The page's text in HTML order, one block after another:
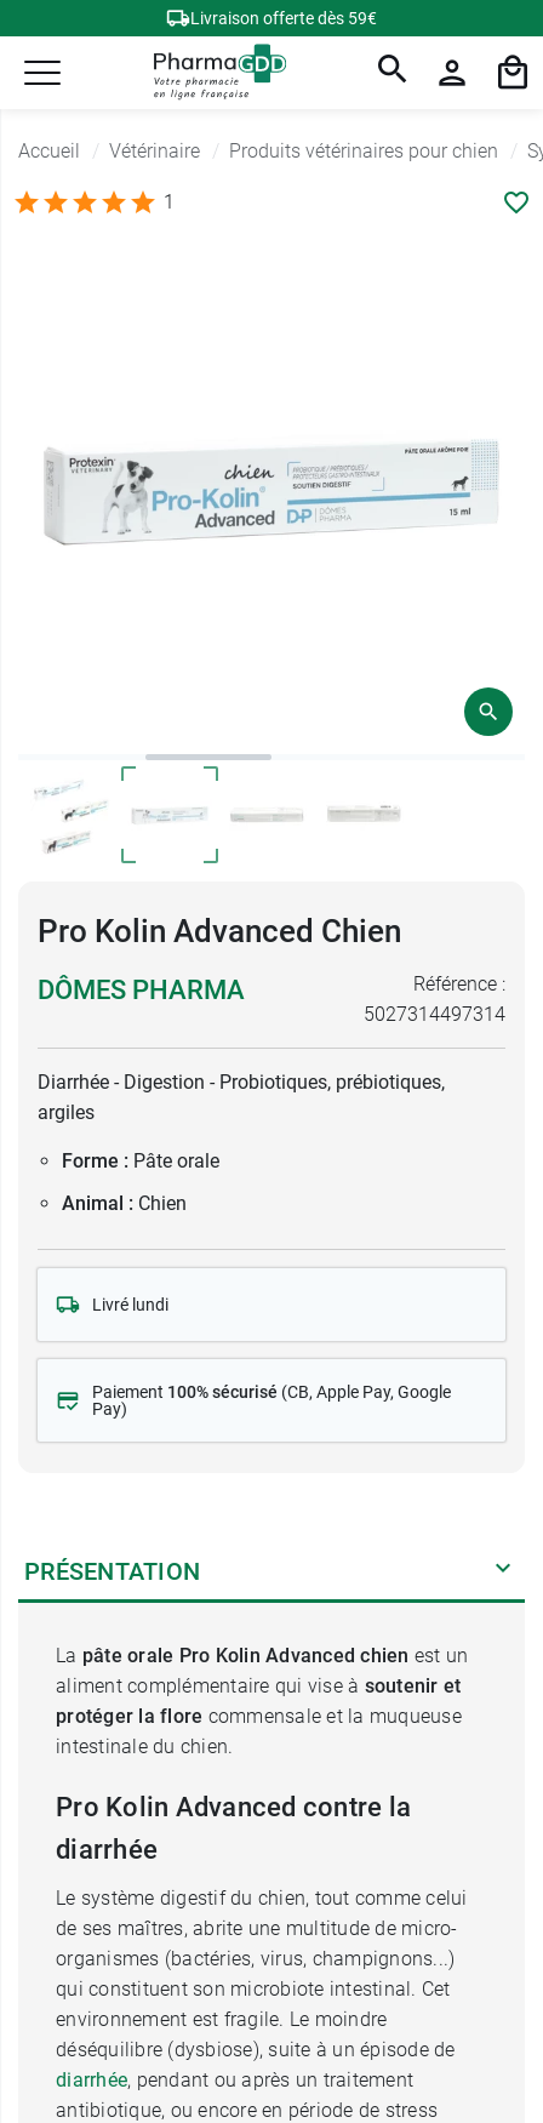
Livraison offerte dès 59€
Accueil Vétérinaire Produits vétérinaires pour chien
1
Pro Kolin Advanced Chien
DÔMES PHARMA
Référence :
5027314497314
Diarrhée - Digestion - Probiotiques, prébiotiques,
argiles
Forme : Pâte orale
Animal : Chien
Livré lundi
Paiement 100% sécurisé (CB, Apple Pay, Google
Pay)
PRÉSENTATION
La pâte orale Pro Kolin Advanced chien est un
aliment complémentaire qui vise à soutenir et
protéger la flore commensale et la muqueuse
intestinale du chien.
Pro Kolin Advanced contre la
diarrhée
Le système digestif du chien, tout comme celui
de ses maîtres, abrite une multitude de micro-
organismes (bactéries, virus, champignons...)
qui constituent son microbiote intestinal. Cet
environnement est fragile. Le moindre
déséquilibre (dysbiose), suite à un épisode de
diarrhée, pendant ou après un traitement
antibiotique, ou encore en période de stress